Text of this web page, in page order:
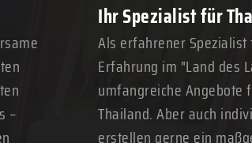
–
Ihr Spezialist für
Als erfahrener Spezialist
Erfahrung im "Land des
umfangreiche Angebote
Thailand. Aber auch
erstellen gerne ein